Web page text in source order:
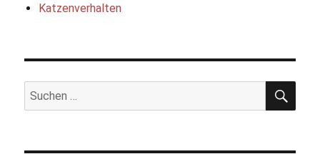
Katzenverhalten
Suchen
nach: